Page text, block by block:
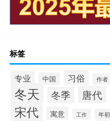
标签
专业 中国 习俗 作者
冬天 冬季 唐代
宋代 寓意 工作 年初